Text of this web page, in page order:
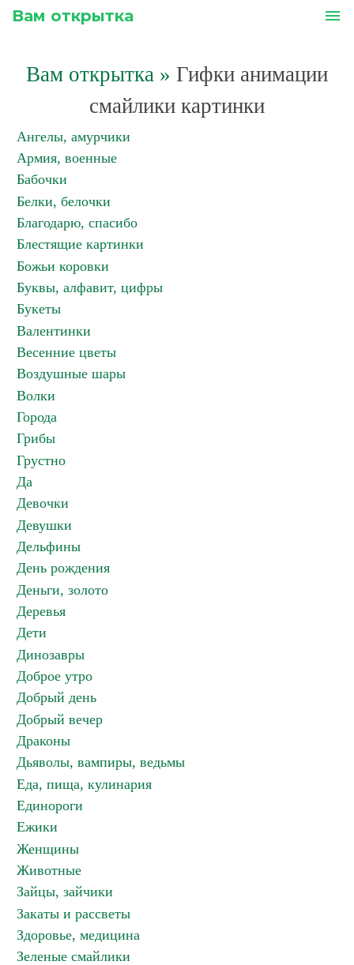
Вам открытка menu
Вам открытка » Гифки анимации
смайлики картинки
Ангелы, амурчики
Армия, военные
Бабочки
Белки, белочки
Благодарю, спасибо
Блестящие картинки
Божьи коровки
Буквы, алфавит, цифры
Букеты
Валентинки
Весенние цветы
Воздушные шары
Волки
Города
Грибы
Грустно
Да
Девочки
Девушки
Дельфины
День рождения
Деньги, золото
Деревья
Дети
Динозавры
Доброе утро
Добрый день
Добрый вечер
Драконы
Дьяволы, вампиры, ведьмы
Еда, пища, кулинария
Единороги
Ежики
Женщины
Животные
Зайцы, зайчики
Закаты и рассветы
Здоровье, медицина
Зеленые смайлики